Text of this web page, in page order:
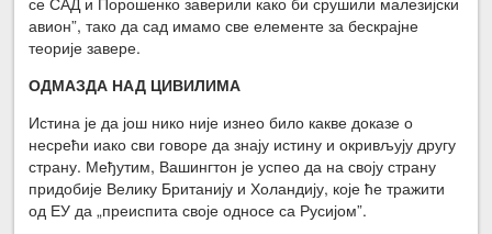
авион”, тако да сад имамо све елементе за бескрајне
теорије завере.
ОДМАЗДА НАД ЦИВИЛИМА
Истина је да још нико није изнео било какве доказе о
несрећи иако сви говоре да знају истину и окривљују другу
страну. Међутим, Вашингтон је успео да на своју страну
придобије Велику Британију и Холандију, које ће тражити
од ЕУ да „преиспита своје односе са Русијом”.